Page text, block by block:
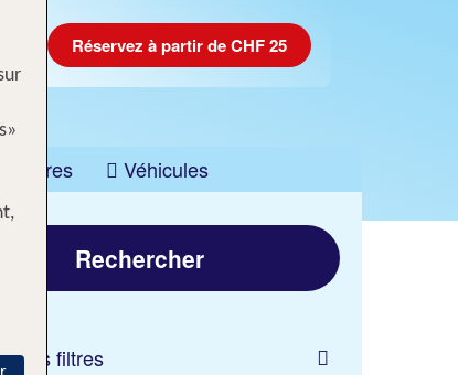
Réservez à partir de CHF 25
Véhicules
Rechercher
des filtres